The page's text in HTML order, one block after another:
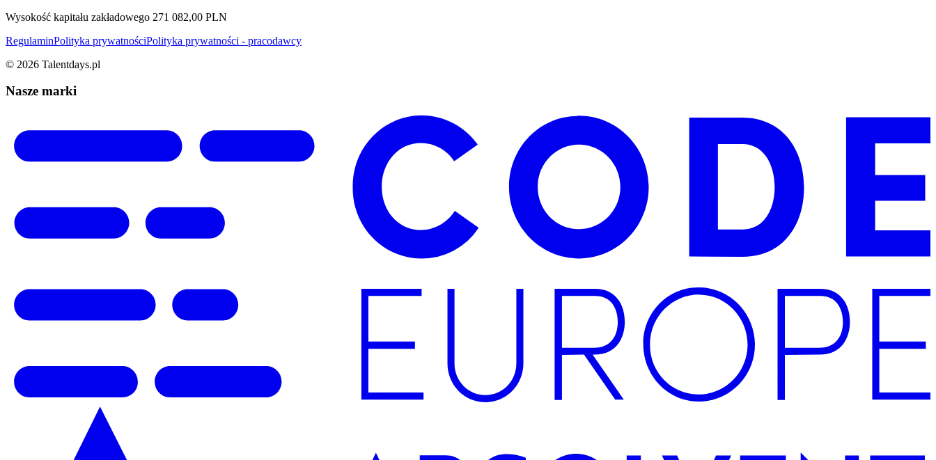
Wysokość kapitału zakładowego 271 082,00 PLN
RegulaminPolityka prywatnościPolityka prywatności - pracodawcy
© 2026 Talentdays.pl
Nasze marki